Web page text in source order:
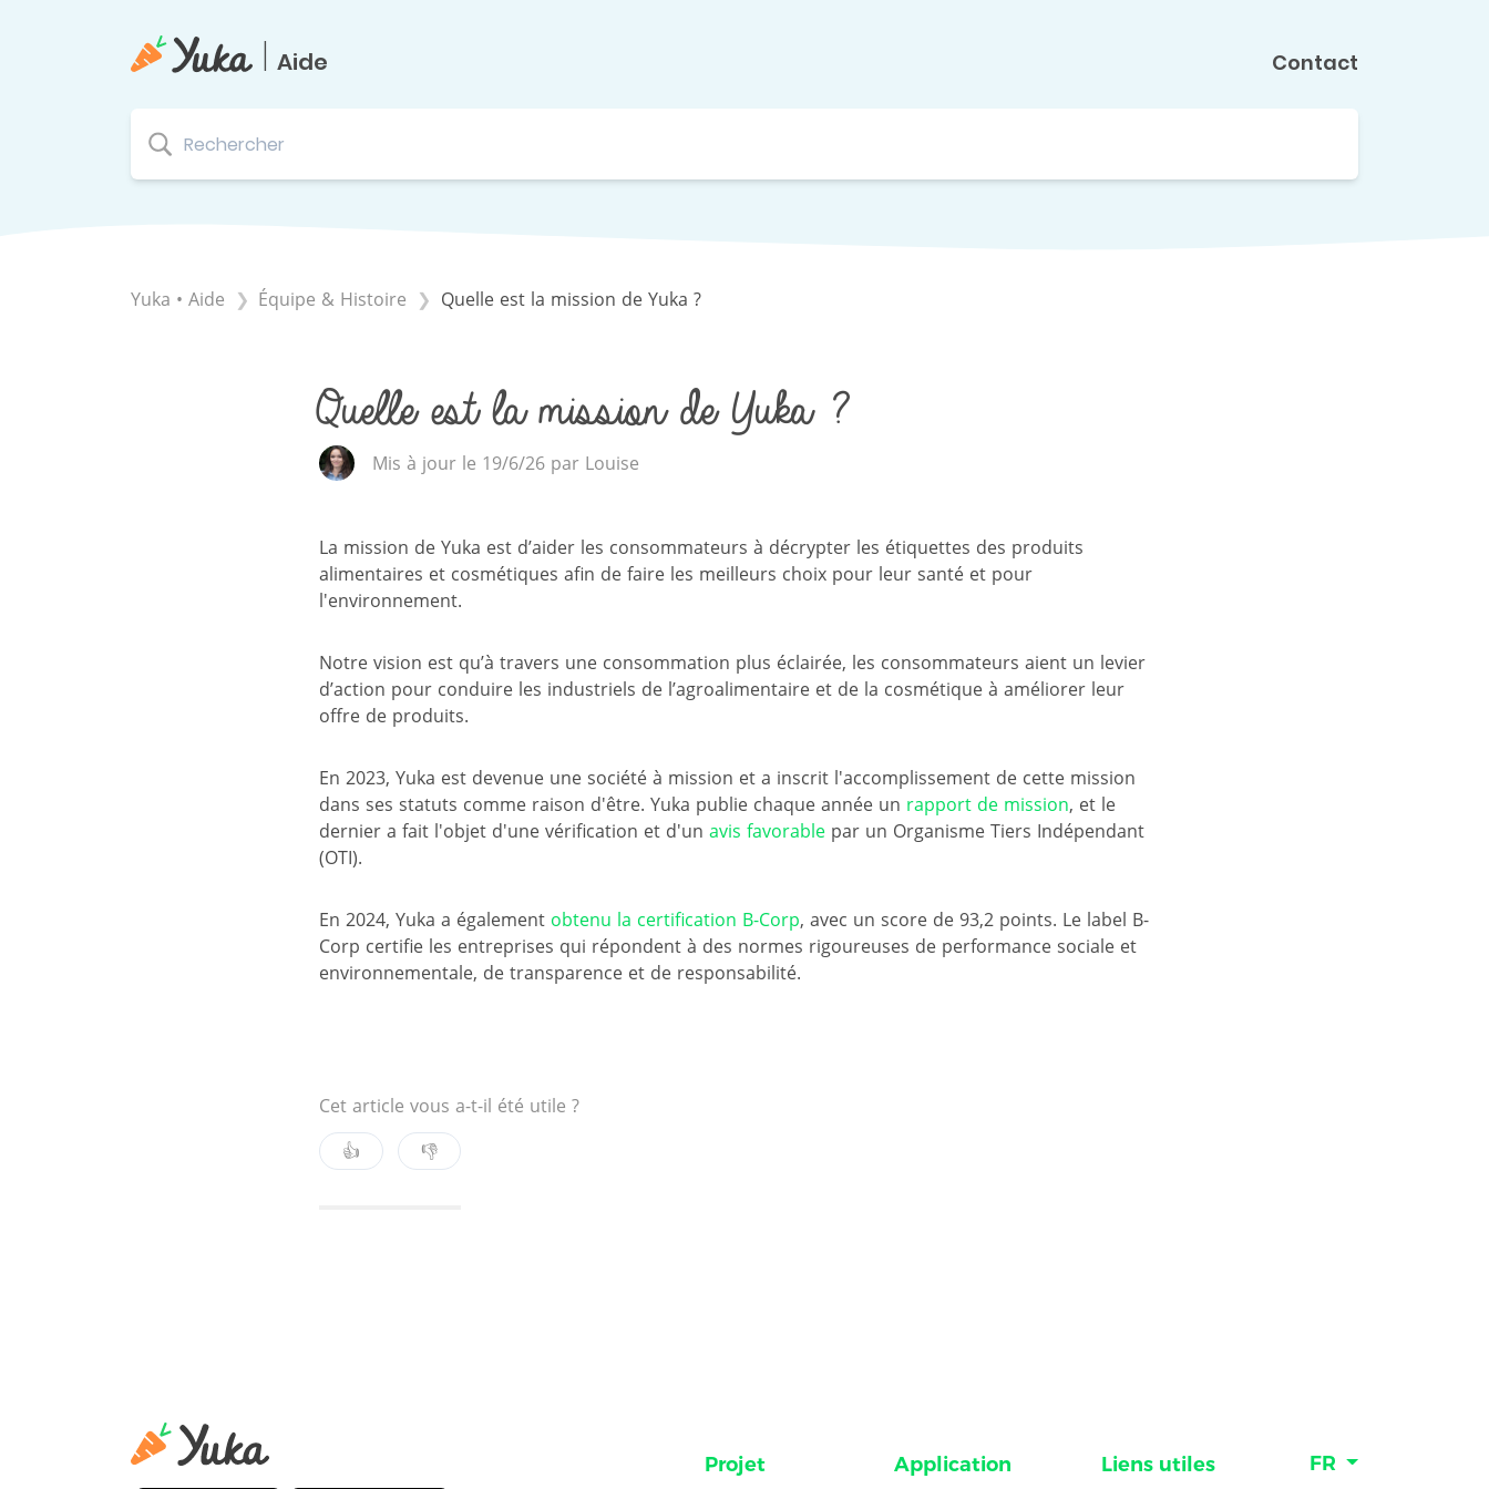
| Aide Contact
Yuka • Aide ​Équipe & Histoire Quelle est la mission de Yuka ?
Quelle est la mission de Yuka ?
Mis à jour le 19/6/26 par Louise
La mission de Yuka est d’aider les consommateurs à décrypter les étiquettes des produits
alimentaires et cosmétiques afin de faire les meilleurs choix pour leur santé et pour
l'environnement.
Notre vision est qu’à travers une consommation plus éclairée, les consommateurs aient un levier
d’action pour conduire les industriels de l’agroalimentaire et de la cosmétique à améliorer leur
offre de produits.
En 2023, Yuka est devenue une société à mission et a inscrit l'accomplissement de cette mission
dans ses statuts comme raison d'être. Yuka publie chaque année un rapport de mission, et le
dernier a fait l'objet d'une vérification et d'un avis favorable par un Organisme Tiers Indépendant
(OTI).
En 2024, Yuka a également obtenu la certification B-Corp, avec un score de 93,2 points. Le label B-
Corp certifie les entreprises qui répondent à des normes rigoureuses de performance sociale et
environnementale, de transparence et de responsabilité.
Cet article vous a-t-il été utile ?
👍
👎
Projet Application Liens utiles FR